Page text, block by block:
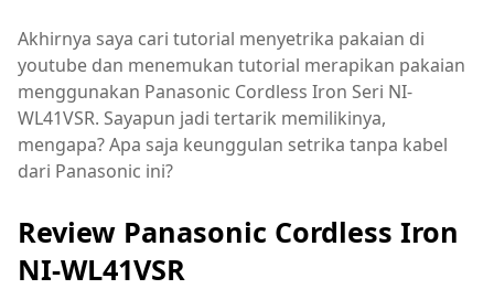
Akhirnya saya cari tutorial menyetrika pakaian di
youtube dan menemukan tutorial merapikan pakaian
menggunakan Panasonic Cordless Iron Seri NI-
WL41VSR. Sayapun jadi tertarik memilikinya,
mengapa? Apa saja keunggulan setrika tanpa kabel
dari Panasonic ini?
Review Panasonic Cordless Iron
NI-WL41VSR